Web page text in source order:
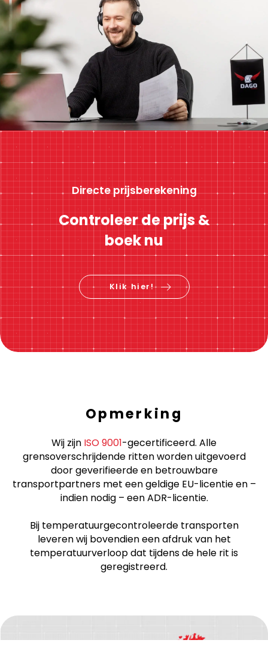
Directe prijsberekening
Controleer de prijs &
boek nu
Klik hier!
Opmerking
Wij zijn ISO 9001-gecertificeerd. Alle
grensoverschrijdende ritten worden uitgevoerd
door geverifieerde en betrouwbare
transportpartners met een geldige EU-licentie en –
indien nodig – een ADR-licentie.
Bij temperatuurgecontroleerde transporten
leveren wij bovendien een afdruk van het
temperatuurverloop dat tijdens de hele rit is
geregistreerd.